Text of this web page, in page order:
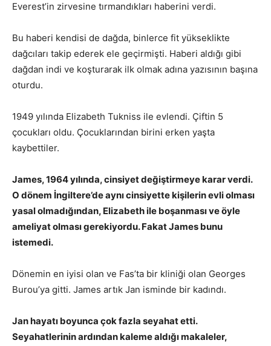
Everest’in zirvesine tırmandıkları haberini verdi.
Bu haberi kendisi de dağda, binlerce fit yükseklikte
dağcıları takip ederek ele geçirmişti. Haberi aldığı gibi
dağdan indi ve koşturarak ilk olmak adına yazısının başına
oturdu.
1949 yılında Elizabeth Tukniss ile evlendi. Çiftin 5
çocukları oldu. Çocuklarından birini erken yaşta
kaybettiler.
James, 1964 yılında, cinsiyet değiştirmeye karar verdi.
O dönem İngiltere’de aynı cinsiyette kişilerin evli olması
yasal olmadığından, Elizabeth ile boşanması ve öyle
ameliyat olması gerekiyordu. Fakat James bunu
istemedi.
Dönemin en iyisi olan ve Fas’ta bir kliniği olan Georges
Burou’ya gitti. James artık Jan isminde bir kadındı.
Jan hayatı boyunca çok fazla seyahat etti.
Seyahatlerinin ardından kaleme aldığı makaleler,